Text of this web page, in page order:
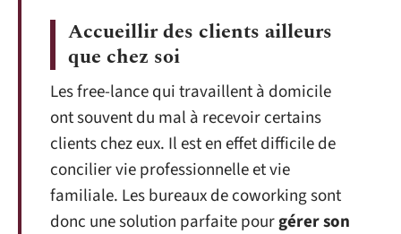
Accueillir des clients ailleurs
que chez soi
Les free-lance qui travaillent à domicile
ont souvent du mal à recevoir certains
clients chez eux. Il est en effet difficile de
concilier vie professionnelle et vie
familiale. Les bureaux de coworking sont
donc une solution parfaite pourgérer son